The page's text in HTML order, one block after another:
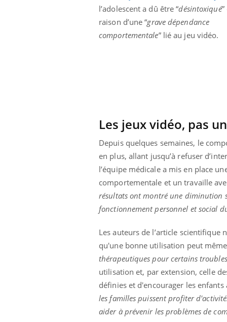
l’adolescent a dû être “désintoxiqué
raison d’une “grave dépendance
comportementale” lié au jeu vidéo.
Les jeux vidéo, pas
Depuis quelques semaines, le
en plus, allant jusqu’à refuser
l’équipe médicale a mis en place
comportementale et un travaille
résultats ont montré une diminution
fonctionnement personnel et social
Les auteurs de l’article
qu'une bonne utilisation peut
thérapeutiques pour certains troubles
utilisation et, par extension, celle
définies et d'encourager les
les familles puissent profiter
aider à prévenir les problèmes de
Cytomégalovirus : ce qui
change dans la prise en
charge des femmes
enceintes